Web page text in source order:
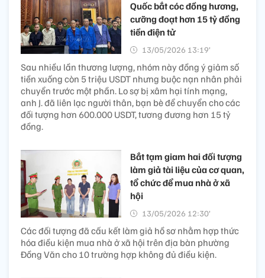
Quốc bắt cóc đồng hương,
cưỡng đoạt hơn 15 tỷ đồng
tiền điện tử
13/05/2026 13:19’
Sau nhiều lần thương lượng, nhóm này đồng ý giảm số
tiền xuống còn 5 triệu USDT nhưng buộc nạn nhân phải
chuyển trước một phần. Lo sợ bị xâm hại tính mạng,
anh J. đã liên lạc người thân, bạn bè để chuyển cho các
đối tượng hơn 600.000 USDT, tương đương hơn 15 tỷ
đồng.
Bắt tạm giam hai đối tượng
làm giả tài liệu của cơ quan,
tổ chức để mua nhà ở xã
hội
13/05/2026 12:30’
Các đối tượng đã cấu kết làm giả hồ sơ nhằm hợp thức
hóa điều kiện mua nhà ở xã hội trên địa bàn phường
Đồng Văn cho 10 trường hợp không đủ điều kiện.